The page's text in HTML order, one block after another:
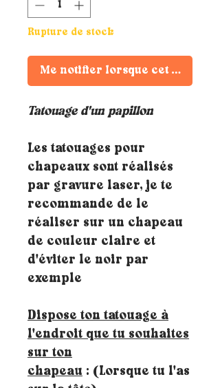
Rupture de stock
Me notifier lorsque cet article
Tatouage d'un papillon
Les tatouages pour
chapeaux sont réalisés
par gravure laser, je te
recommande de le
réaliser sur un chapeau
de couleur claire et
d'éviter le noir par
exemple
Dispose ton tatouage à
l'endroit que tu souhaites
sur ton
chapeau : (Lorsque tu l'as